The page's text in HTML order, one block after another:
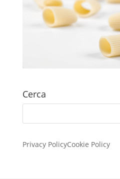
Cerca
Privacy PolicyCookie Policy